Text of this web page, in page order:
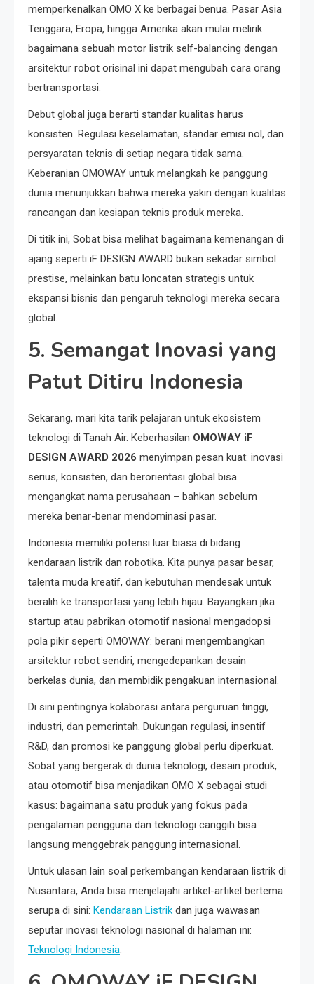
memperkenalkan OMO X ke berbagai benua. Pasar Asia
Tenggara, Eropa, hingga Amerika akan mulai melirik
bagaimana sebuah motor listrik self-balancing dengan
arsitektur robot orisinal ini dapat mengubah cara orang
bertransportasi.
Debut global juga berarti standar kualitas harus
konsisten. Regulasi keselamatan, standar emisi nol, dan
persyaratan teknis di setiap negara tidak sama.
Keberanian OMOWAY untuk melangkah ke panggung
dunia menunjukkan bahwa mereka yakin dengan kualitas
rancangan dan kesiapan teknis produk mereka.
Di titik ini, Sobat bisa melihat bagaimana kemenangan di
ajang seperti iF DESIGN AWARD bukan sekadar simbol
prestise, melainkan batu loncatan strategis untuk
ekspansi bisnis dan pengaruh teknologi mereka secara
global.
5. Semangat Inovasi yang
Patut Ditiru Indonesia
Sekarang, mari kita tarik pelajaran untuk ekosistem
teknologi di Tanah Air. Keberhasilan OMOWAY iF
DESIGN AWARD 2026 menyimpan pesan kuat: inovasi
serius, konsisten, dan berorientasi global bisa
mengangkat nama perusahaan – bahkan sebelum
mereka benar-benar mendominasi pasar.
Indonesia memiliki potensi luar biasa di bidang
kendaraan listrik dan robotika. Kita punya pasar besar,
talenta muda kreatif, dan kebutuhan mendesak untuk
beralih ke transportasi yang lebih hijau. Bayangkan jika
startup atau pabrikan otomotif nasional mengadopsi
pola pikir seperti OMOWAY: berani mengembangkan
arsitektur robot sendiri, mengedepankan desain
berkelas dunia, dan membidik pengakuan internasional.
Di sini pentingnya kolaborasi antara perguruan tinggi,
industri, dan pemerintah. Dukungan regulasi, insentif
R&D, dan promosi ke panggung global perlu diperkuat.
Sobat yang bergerak di dunia teknologi, desain produk,
atau otomotif bisa menjadikan OMO X sebagai studi
kasus: bagaimana satu produk yang fokus pada
pengalaman pengguna dan teknologi canggih bisa
langsung menggebrak panggung internasional.
Untuk ulasan lain soal perkembangan kendaraan listrik di
Nusantara, Anda bisa menjelajahi artikel-artikel bertema
serupa di sini: Kendaraan Listrik dan juga wawasan
seputar inovasi teknologi nasional di halaman ini:
Teknologi Indonesia.